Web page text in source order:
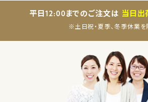
平日12:00までのご注文は 当日出
※土日祝・夏季、冬季休業を